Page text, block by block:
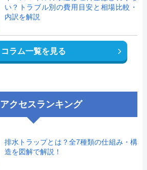
い？トラブル別の費用目安と相場比較・
内訳を解説
コラム一覧を見る
アクセスランキング
排水トラップとは？全7種類の仕組み・構
造を図解で解説！